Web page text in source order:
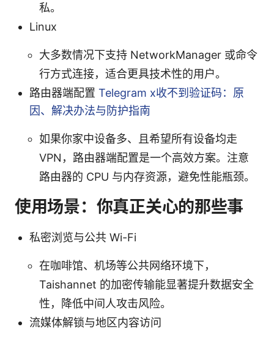
私。
Linux
大多数情况下支持 NetworkManager 或命令
行方式连接，适合更具技术性的用户。
路由器端配置 Telegram x收不到验证码：原
因、解决办法与防护指南
如果你家中设备多、且希望所有设备均走
VPN，路由器端配置是一个高效方案。注意
路由器的 CPU 与内存资源，避免性能瓶颈。
使用场景：你真正关心的那些事
私密浏览与公共 Wi-Fi
在咖啡馆、机场等公共网络环境下，
Taishannet 的加密传输能显著提升数据安全
性，降低中间人攻击风险。
流媒体解锁与地区内容访问